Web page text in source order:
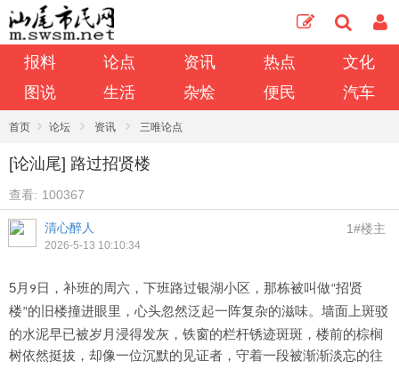
报料 论点 资讯 热点
文化
图说
生活 杂烩 便民 汽车
首页 › 论坛 › 资讯 › 三唯论点
[论汕尾] 路过招贤楼
查看: 100367
清心醉人
2026-5-13 10:10:34
1#楼主
5月 9 日，补班的周六，下班路过银湖小区，那栋被叫做“招贤
楼”的旧楼撞进眼里，心头忽然泛起一阵复杂的滋味。墙面上斑驳
的水泥早已被岁月浸得发灰，铁窗的栏杆锈迹斑斑，楼前的棕榈
树依然挺拔，却像一位沉默的见证者，守着一段被渐渐淡忘的往